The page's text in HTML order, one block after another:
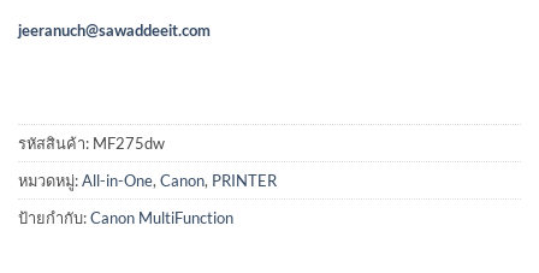
jeeranuch@sawaddeeit.com
รหัสสินค้า: MF275dw
หมวดหมู่:All-in-One, Canon, PRINTER
ป้ายกำกับ:Canon MultiFunction